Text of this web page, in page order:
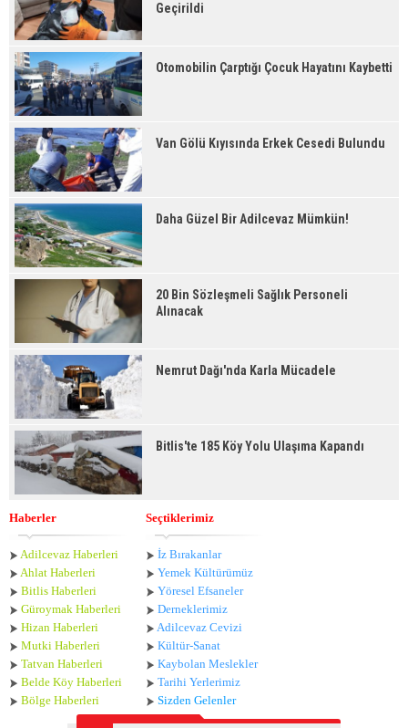
Geçirildi
Otomobilin Çarptığı Çocuk Hayatını Kaybetti
Van Gölü Kıyısında Erkek Cesedi Bulundu
Daha Güzel Bir Adilcevaz Mümkün!
20 Bin Sözleşmeli Sağlık Personeli
Alınacak
Nemrut Dağı'nda Karla Mücadele
Bitlis'te 185 Köy Yolu Ulaşıma Kapandı
Haberler
Adilcevaz Haberleri
Ahlat Haberleri
Bitlis Haberleri
Güroymak Haberleri
Hizan Haberleri
Mutki Haberleri
Tatvan Haberleri
Belde Köy Haberleri
Bölge Haberleri
Seçtiklerimiz
İz Bırakanlar
Yemek Kültürümüz
Yöresel Efsaneler
Derneklerimiz
Adilcevaz Cevizi
Kültür-Sanat
Kaybolan Meslekler
Tarihi Yerlerimiz
Sizden Gelenler